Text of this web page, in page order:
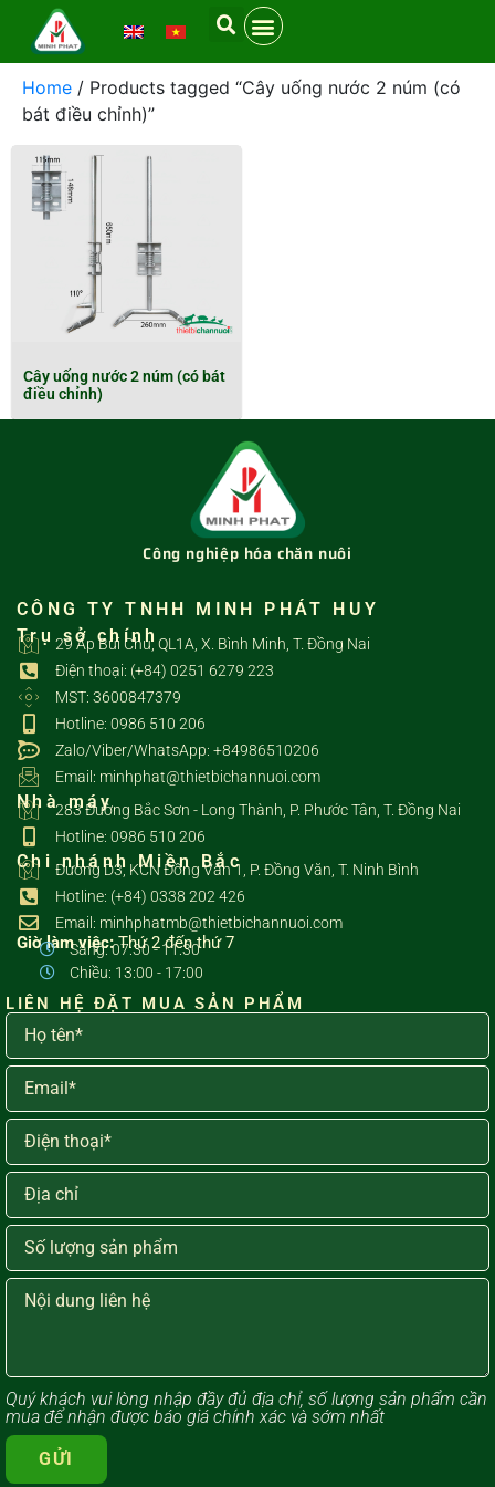
Home / Products tagged “Cây uống nước 2 núm (có
bát điều chỉnh)”
Cây uống nước 2 núm (có bát
điều chỉnh)
Công nghiệp hóa chăn nuôi
CÔNG TY TNHH MINH PHÁT HUY
Trụ sở chính
29 Ấp Bùi Chu, QL1A, X. Bình Minh, T. Đồng Nai
Điện thoại: (+84) 0251 6279 223
MST: 3600847379
Hotline: 0986 510 206
Zalo/Viber/WhatsApp: +84986510206
Email: minhphat@thietbichannuoi.com
Nhà máy
283 Đường Bắc Sơn - Long Thành, P. Phước Tân, T. Đồng Nai
Hotline: 0986 510 206
Chi nhánh Miền Bắc
Đường D3, KCN Đồng Văn 1, P. Đồng Văn, T. Ninh Bình
Hotline: (+84) 0338 202 426
Email: minhphatmb@thietbichannuoi.com
Giờ làm việc:Thứ 2 đến thứ 7
Sáng: 07:30 - 11:30
Chiều: 13:00 - 17:00
LIÊN HỆ ĐẶT MUA SẢN PHẨM
Quý khách vui lòng ​nhập đầy đủ địa chỉ, số lượng sản phẩm cần
mua để nhận được báo giá chính xác và sớm nhất